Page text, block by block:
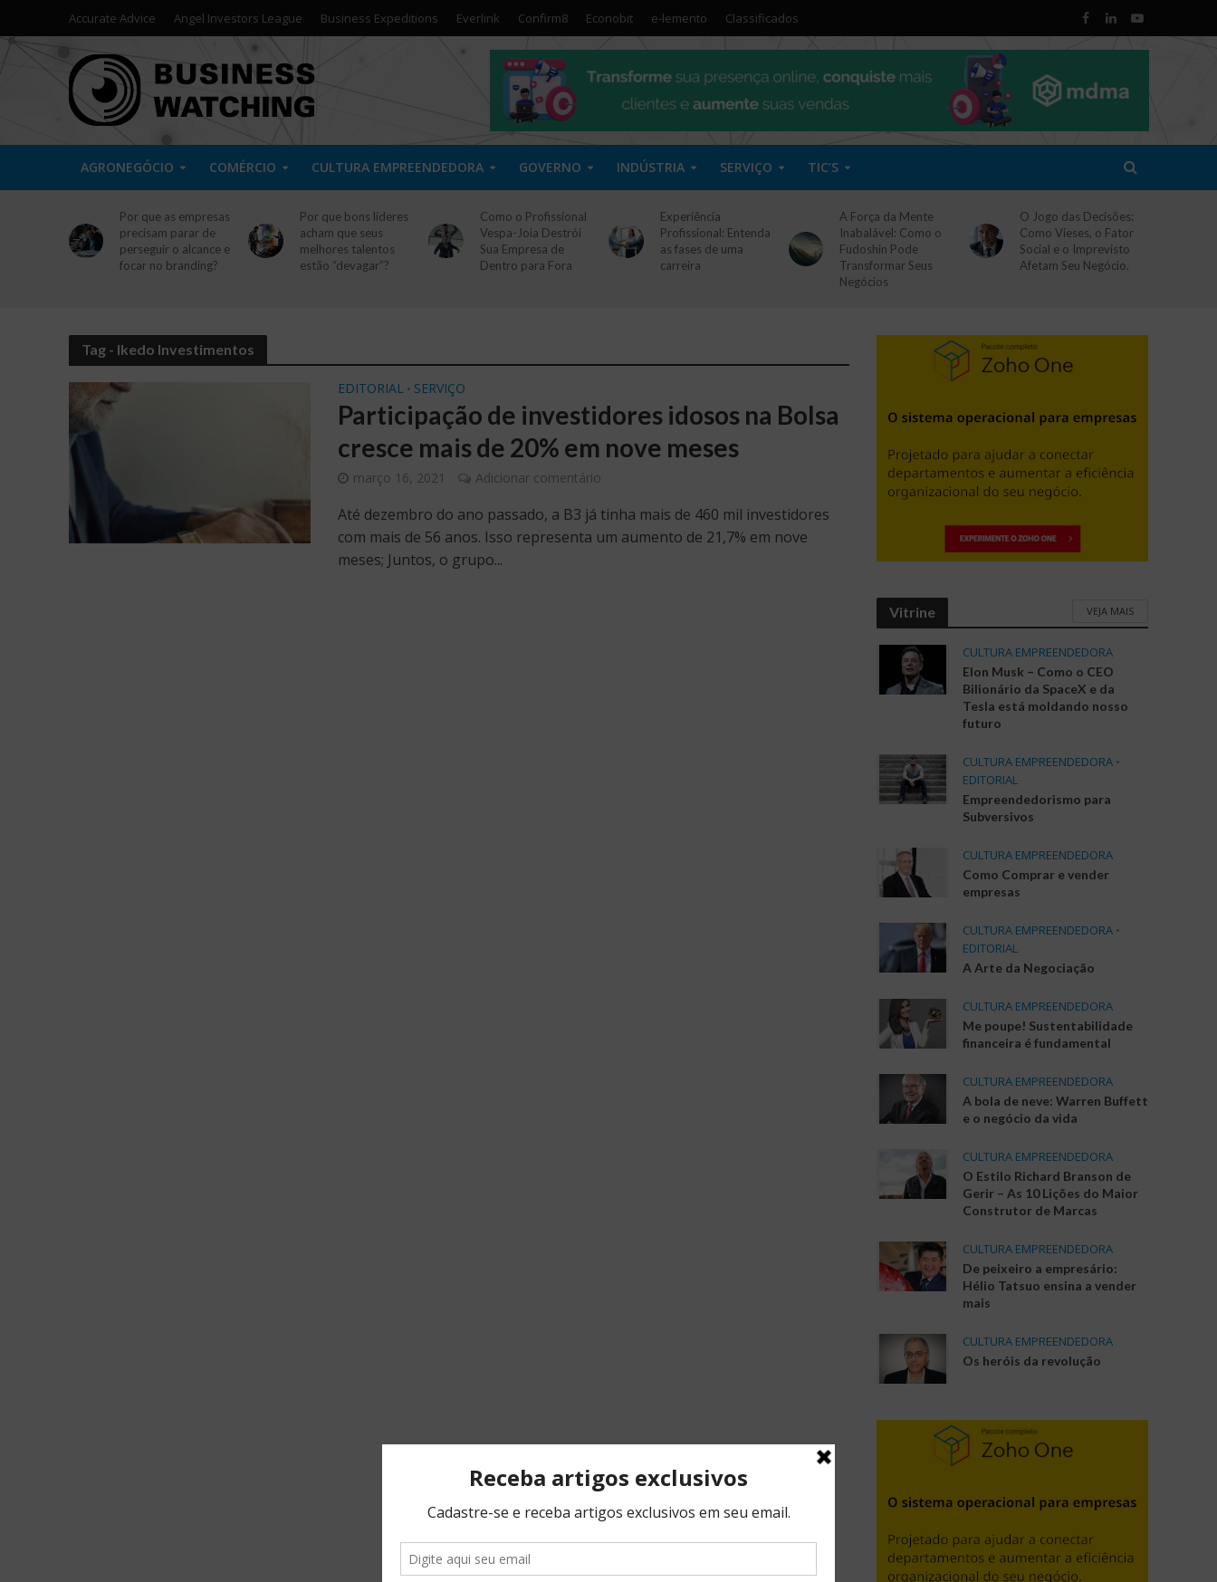
Accurate Advice Angel Investors League Business Expeditions Everlink Confirm8 Econobit e-lemento Classificados
AGRONEGÓCIO COMÉRCIO CULTURA EMPREENDEDORA GOVERNO INDÚSTRIA SERVIÇO TIC’S
Por que as empresas
precisam parar de
perseguir o alcance e
focar no branding?
Por que bons líderes
acham que seus
melhores talentos
estão “devagar”?
Como o Profissional
Vespa-Joia Destrói
Sua Empresa de
Dentro para Fora
Experiência
Profissional: Entenda
as fases de uma
carreira
A Força da Mente
Inabalável: Como o
Fudoshin Pode
Transformar Seus
Negócios
O Jogo das Decisões:
Como Vieses, o Fator
Social e o Imprevisto
Afetam Seu Negócio.
Tag - Ikedo Investimentos
EDITORIAL • SERVIÇO
Participação de investidores idosos na Bolsa
cresce mais de 20% em nove meses
março 16, 2021 Adicionar comentário
Até dezembro do ano passado, a B3 já tinha mais de 460 mil investidores
com mais de 56 anos. Isso representa um aumento de 21,7% em nove
meses; Juntos, o grupo...
Vitrine VEJA MAIS
CULTURA EMPREENDEDORA
Elon Musk – Como o CEO
Bilionário da SpaceX e da
Tesla está moldando nosso
futuro
CULTURA EMPREENDEDORA •
EDITORIAL
Empreendedorismo para
Subversivos
CULTURA EMPREENDEDORA
Como Comprar e vender
empresas
CULTURA EMPREENDEDORA •
EDITORIAL
A Arte da Negociação
CULTURA EMPREENDEDORA
Me poupe! Sustentabilidade
financeira é fundamental
CULTURA EMPREENDEDORA
A bola de neve: Warren Buffett
e o negócio da vida
CULTURA EMPREENDEDORA
O Estilo Richard Branson de
Gerir – As 10 Lições do Maior
Construtor de Marcas
CULTURA EMPREENDEDORA
De peixeiro a empresário:
Hélio Tatsuo ensina a vender
mais
CULTURA EMPREENDEDORA
Os heróis da revolução